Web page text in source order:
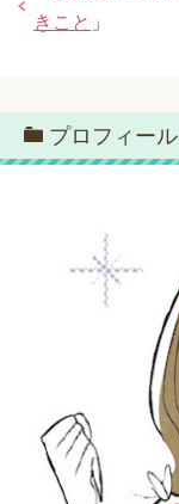
きこと 」
プロフィール